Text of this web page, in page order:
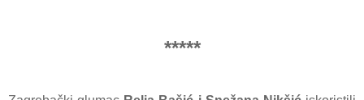
*****